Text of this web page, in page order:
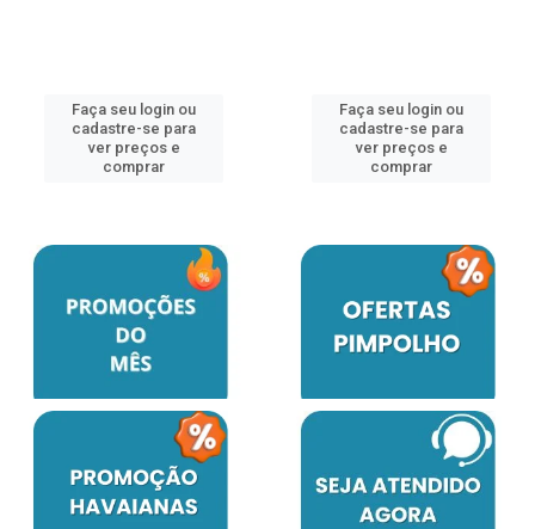
Faça seu login ou
cadastre-se para
ver preços e
comprar
Faça seu login ou
cadastre-se para
ver preços e
comprar